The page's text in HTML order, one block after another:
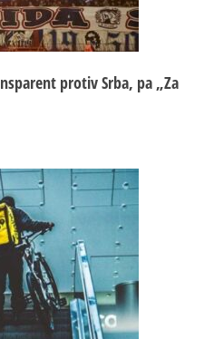
protiv Srba, pa „Za